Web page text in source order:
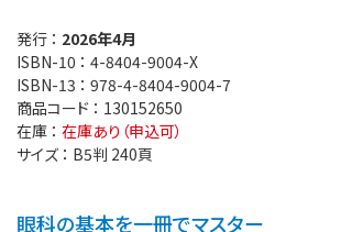
発行 ： 2026年4月
ISBN-10 ： 4-8404-9004-X
ISBN-13 ： 978-4-8404-9004-7
商品コード ： 130152650
在庫 ： 在庫あり（申込可）
サイズ ： B5判 240頁
眼科の基本を一冊でマスター